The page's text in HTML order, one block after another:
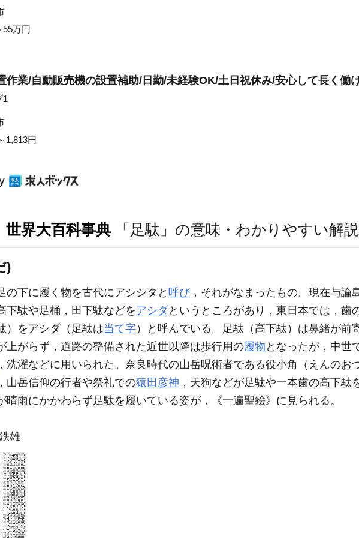
55万円
作業/自動販売機の設置補助/日勤/未経験OK/土日祝休み/安心して長く働
1
1,813円
界大百科事典 「足駄」の意味・わかりやすい解説
)
の下に履く物を古代にアシシタと呼び，それがなまったもの。現在与論
下駄や足桶，田下駄などをアシダというところがあり，東日本では，歯
）をアシダ（足駄は当て字）と呼んでいる。足駄（高下駄）は鼻緒が前
上がらず，道路の整備された近世以降は歩行用の履物 となったが，中世
，洗濯などに用いられた。奈良時代の山岳呪術者である役小角（えんの
山岳信仰の行者や祭礼での猿田彦神 ，天狗などが足駄や一本歯の高下
晴雨にかかわらず足駄を履いている姿が，《一遍聖絵》に見られる。
雄